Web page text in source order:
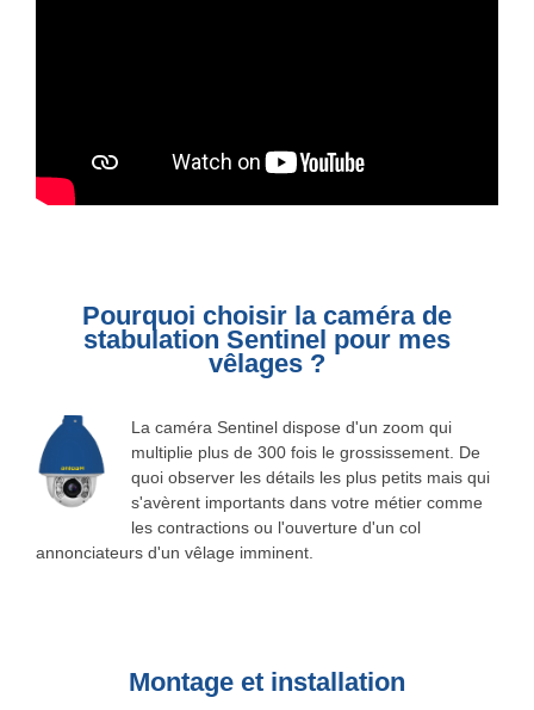
Pourquoi choisir la caméra de
stabulation Sentinel pour mes
vêlages ?
La caméra Sentinel dispose d'un zoom qui
multiplie plus de 300 fois le grossissement. De
quoi observer les détails les plus petits mais qui
s'avèrent importants dans votre métier comme
les contractions ou l'ouverture d'un col
annonciateurs d'un vêlage imminent.
Montage et installation